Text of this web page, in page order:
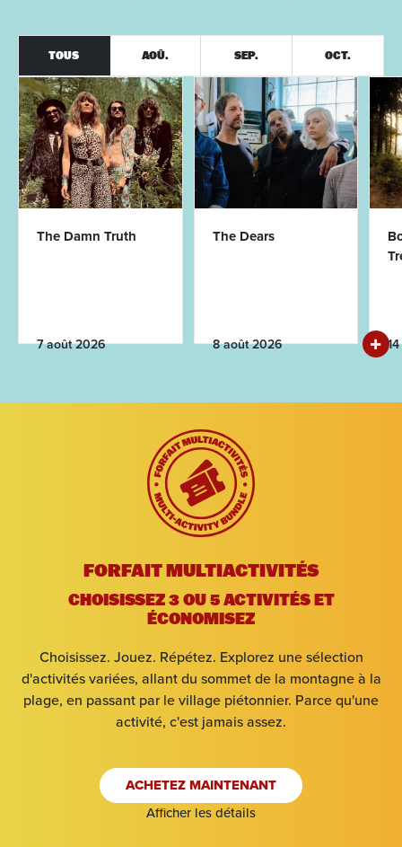
TOUS AOÛ. SEP. OCT.
The Damn Truth
7 août 2026
The Dears
8 août 2026
FORFAIT MULTIACTIVITÉS
CHOISISSEZ 3 OU 5 ACTIVITÉS ET
ÉCONOMISEZ
Choisissez. Jouez. Répétez. Explorez une sélection
d'activités variées, allant du sommet de la montagne à la
plage, en passant par le village piétonnier. Parce qu'une
activité, c'est jamais assez.
ACHETEZ MAINTENANT
Afficher les détails
Adultes
RECHERCHEZ